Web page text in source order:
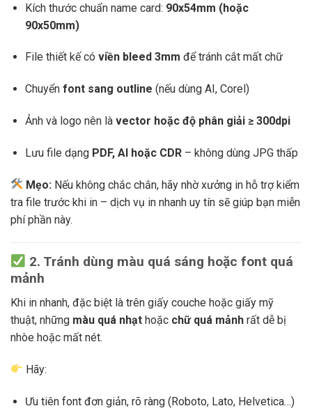
Kích thước chuẩn name card: 90x54mm (hoặc
90x50mm)
File thiết kế có viền bleed 3mm để tránh cắt mất chữ
Chuyển font sang outline (nếu dùng AI, Corel)
Ảnh và logo nên là vector hoặc độ phân giải ≥ 300dpi
Lưu file dạng PDF, AI hoặc CDR– không dùng JPG thấp
Mẹo: Nếu không chắc chắn, hãy nhờ xưởng in hỗ trợ kiểm
tra file trước khi in – dịch vụ in nhanh uy tín sẽ giúp bạn miễn
phí phần này.
2. Tránh dùng màu quá sáng hoặc font quá
mảnh
Khi in nhanh, đặc biệt là trên giấy couche hoặc giấy mỹ
thuật, những màu quá nhạt hoặc chữ quá mảnh rất dễ bị
nhòe hoặc mất nét.
Hãy:
Ưu tiên font đơn giản, rõ ràng (Roboto, Lato, Helvetica…)